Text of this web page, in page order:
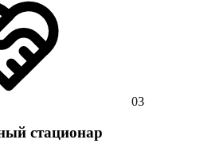
03
стационар